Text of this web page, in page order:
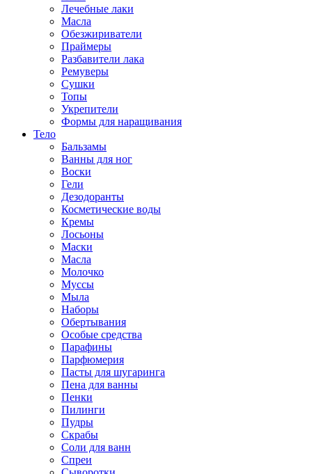
Лечебные лаки
Масла
Обезжириватели
Праймеры
Разбавители лака
Ремуверы
Сушки
Топы
Укрепители
Формы для наращивания
Тело
Бальзамы
Ванны для ног
Воски
Гели
Дезодоранты
Косметические воды
Кремы
Лосьоны
Маски
Масла
Молочко
Муссы
Мыла
Наборы
Обертывания
Особые средства
Парафины
Парфюмерия
Пасты для шугаринга
Пена для ванны
Пенки
Пилинги
Пудры
Скрабы
Соли для ванн
Спреи